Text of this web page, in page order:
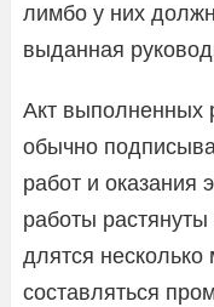
лимбо у них
выданная
Акт выполненных
обычно
работ и оказания
работы
длятся несколько
составляться